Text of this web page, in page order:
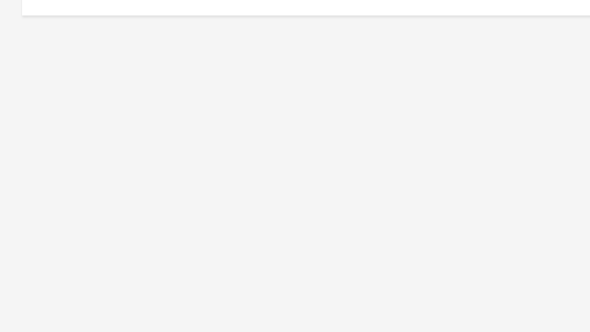
Ausdauertraining